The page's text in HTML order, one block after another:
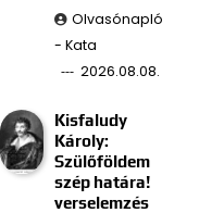
Olvasónapló
- Kata
2026.08.08.
Kisfaludy
Károly:
Szülőföldem
szép határa!
verselemzés